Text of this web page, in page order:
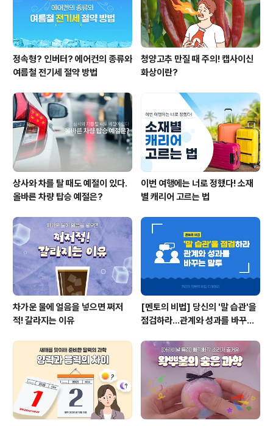
정속형? 인버터? 에어컨의 종류와
여름철 전기세 절약 방법
청양고추 만질 때 주의! 캡사이신
화상이란?
상사와 차를 탈 때도 예절이 있다.
올바른 차량 탑승 예절은?
이번 여행에는 너로 정했다! 소재
별 캐리어 고르는 법
차가운 물에 얼음을 넣으면 쩌저
적! 갈라지는 이유
[멘토의 비법] 당신의 '말 습관'을
점검하라...관계와 성과를 바꾸는